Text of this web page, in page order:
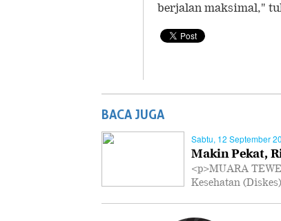
berjalan maksimal,"
BACA JUGA
Sabtu, 12 September
Makin Pekat,
<p>MUARA
Kesehatan